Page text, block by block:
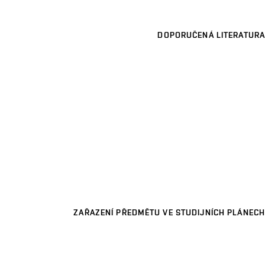
DOPORUČENÁ LITERATURA
ZAŘAZENÍ PŘEDMĚTU VE STUDIJNÍCH PLÁNECH